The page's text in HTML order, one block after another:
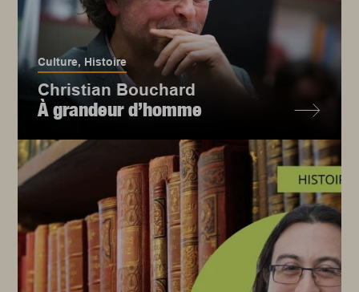
Culture, Histoire
Christian Bouchard
À grandeur d’homme